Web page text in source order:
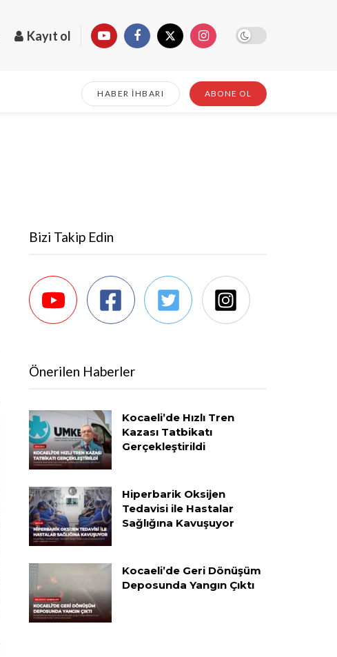
Kayıt ol
HABER İHBARI ABONE OL
Bizi Takip Edin
Önerilen Haberler
Kocaeli’de Hızlı Tren
Kazası Tatbikatı
Gerçekleştirildi
Hiperbarik Oksijen
Tedavisi ile Hastalar
Sağlığına Kavuşuyor
Kocaeli’de Geri Dönüşüm
Deposunda Yangın Çıktı